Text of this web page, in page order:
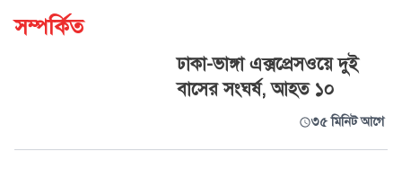
সম্পর্কিত
ঢাকা-ভাঙ্গা এক্সপ্রেসওয়ে দুই
বাসের সংঘর্ষ, আহত ১০
৩৫ মিনিট আগে